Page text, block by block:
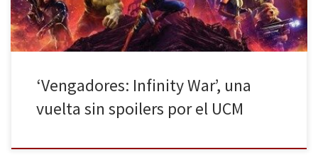
‘Vengadores: Infinity War’, una
vuelta sin spoilers por el UCM